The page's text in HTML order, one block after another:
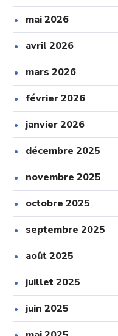
mai 2026
avril 2026
mars 2026
février 2026
janvier 2026
décembre 2025
novembre 2025
octobre 2025
septembre 2025
août 2025
juillet 2025
juin 2025